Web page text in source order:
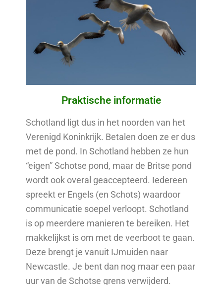
Praktische informatie
Schotland ligt dus in het noorden van het
Verenigd Koninkrijk. Betalen doen ze er dus
met de pond. In Schotland hebben ze hun
“eigen” Schotse pond, maar de Britse pond
wordt ook overal geaccepteerd. Iedereen
spreekt er Engels (en Schots) waardoor
communicatie soepel verloopt. Schotland
is op meerdere manieren te bereiken. Het
makkelijkst is om met de veerboot te gaan.
Deze brengt je vanuit IJmuiden naar
Newcastle. Je bent dan nog maar een paar
uur van de Schotse grens verwijderd.